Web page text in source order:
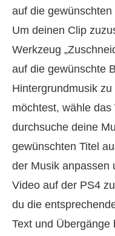
auf die
Um deinen Clip
Werkzeug
auf die gewünschte
Hintergrundmusik
möchtest, wähle das
durchsuche deine
gewünschten Titel
der Musik anpassen
Video auf der PS4
du die
Text und Übergänge